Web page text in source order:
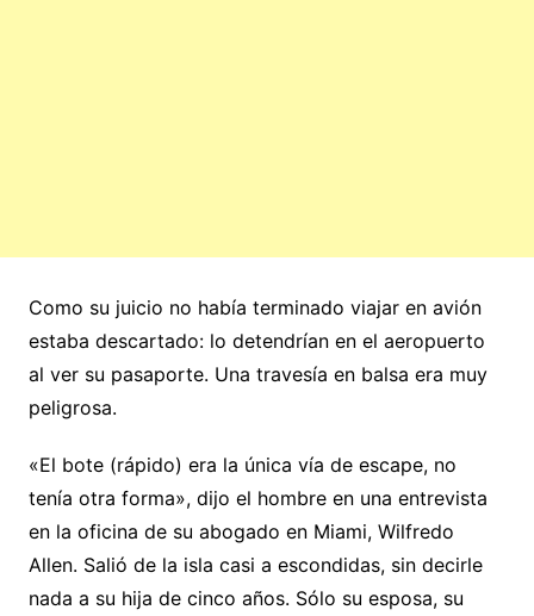
Como su juicio no había terminado viajar en avión
estaba descartado: lo detendrían en el aeropuerto
al ver su pasaporte. Una travesía en balsa era muy
peligrosa.
«El bote (rápido) era la única vía de escape, no
tenía otra forma», dijo el hombre en una entrevista
en la oficina de su abogado en Miami, Wilfredo
Allen. Salió de la isla casi a escondidas, sin decirle
nada a su hija de cinco años. Sólo su esposa, su